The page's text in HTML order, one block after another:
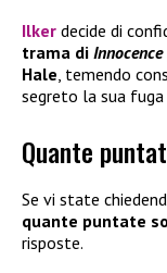
Ilker decide di
trama di Innocence
Hale, temendo
segreto la sua
Quante
Se vi state
quante puntate
risposte.